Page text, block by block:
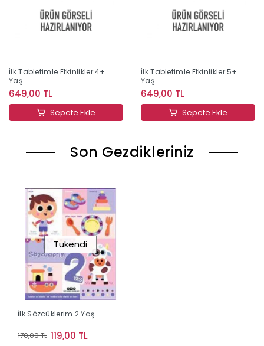
İlk Tabletimle Etkinlikler 4+
Yaş
649,00 TL
Sepete Ekle
İlk Tabletimle Etkinlikler 5+
Yaş
649,00 TL
Sepete Ekle
Son Gezdikleriniz
Tükendi
İlk Sözcüklerim 2 Yaş
170,00 TL 119,00 TL